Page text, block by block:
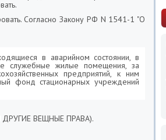
Согласно Закону РФ N 1541-1 "О
в аварийном состоянии, в
служебные жилые помещения, за
предприятий, к ним
фонд стационарных учреждений
ДРУГИЕ ВЕЩНЫЕ ПРАВА).